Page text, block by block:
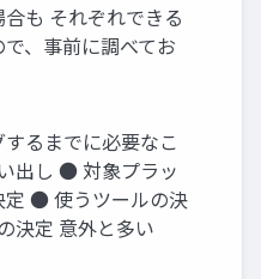
も それぞれできる
、事前に調べてお
るまでに必要なこ
出し ● 対象プラッ
定 ● 使うツールの決
決定 意外と多い